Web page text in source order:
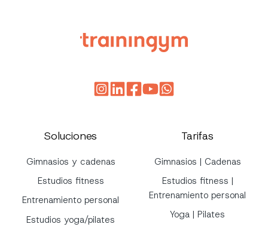
Soluciones
Gimnasios y cadenas
Estudios fitness
Entrenamiento personal
Estudios yoga/pilates
Tarifas
Gimnasios | Cadenas
Estudios fitness |
Entrenamiento personal
Yoga | Pilates